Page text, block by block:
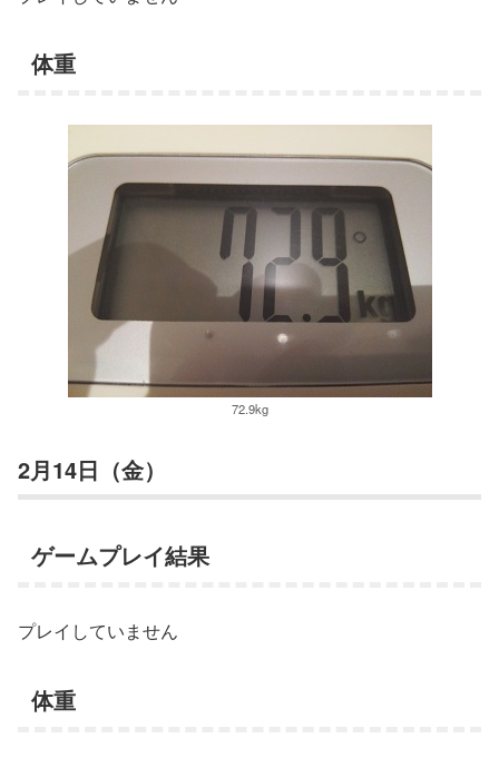
体重
72.9kg
2月14日（金）
ゲームプレイ結果
プレイしていません
体重